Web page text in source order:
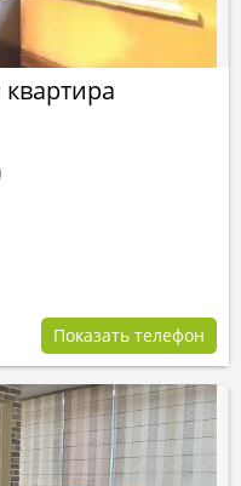
Показать телефон